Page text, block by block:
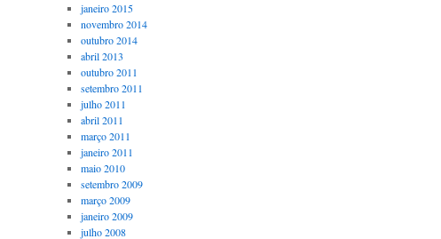
janeiro 2015
novembro 2014
outubro 2014
abril 2013
outubro 2011
setembro 2011
julho 2011
abril 2011
março 2011
janeiro 2011
maio 2010
setembro 2009
março 2009
janeiro 2009
julho 2008